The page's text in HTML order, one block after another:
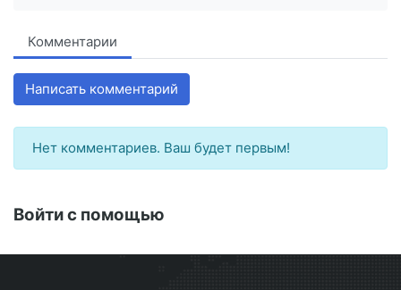
Комментарии
Написать комментарий
Нет комментариев. Ваш будет первым!
Войти с помощью